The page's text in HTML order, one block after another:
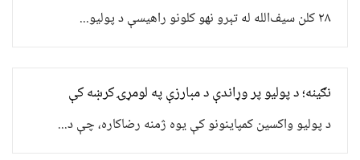
۲۸ کلن سیف‌الله له تېرو نهو کلونو راهیسې د پولیو...
نګینه؛ د پولیو پر وړاندې د مبارزې په لومړۍ کرښه کې
د پولیو واکسین کمپاینونو کې یوه ژمنه رضاکاره، چې د...